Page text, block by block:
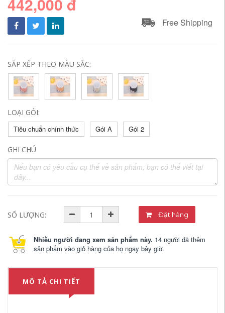
Free Shipping
SẮP XẾP THEO MÀU SẮC:
LOẠI GÓI:
Tiêu chuẩn chính thức
Gói A Gói 2
GHI CHÚ
SỐ LƯỢNG: Đặt hàng
Nhiều người đang xem sản phẩm này. 14 người đã thêm
sản phẩm vào giỏ hàng của họ ngay bây giờ.
MÔ TẢ CHI TIẾT